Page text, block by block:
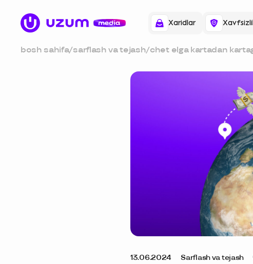
Xaridlar
bosh sahifa/sarflash va tejash/chet elga kartadan
13.06.2024 Sarflash va tejash